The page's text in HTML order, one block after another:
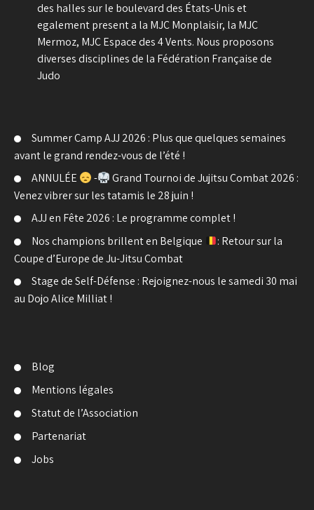
des halles sur le boulevard des États-Unis et
egalement present a la MJC Monplaisir, la MJC
Mermoz, MJC Espace des 4 Vents. Nous proposons
diverses disciplines de la Fédération Française de
Judo
Summer Camp AJJ 2026 : Plus que quelques semaines
avant le grand rendez-vous de l’été !
ANNULÉE
-
Grand Tournoi de Jujitsu Combat 2026 :
Venez vibrer sur les tatamis le 28 juin !
AJJ en Fête 2026 : Le programme complet !
Nos champions brillent en Belgique
: Retour sur la
Coupe d’Europe de Ju-Jitsu Combat
Stage de Self-Défense : Rejoignez-nous le samedi 30 mai
au Dojo Alice Milliat !
Blog
Mentions légales
Statut de l’Association
Partenariat
Jobs